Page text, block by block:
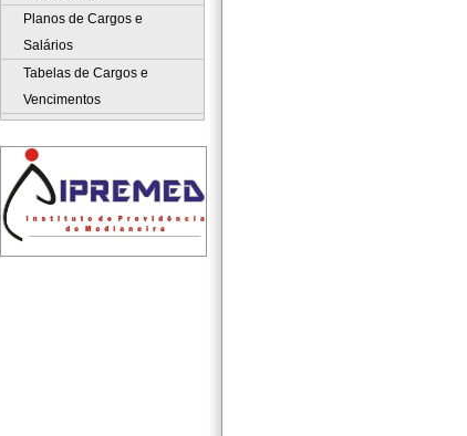
Planos de Cargos e
Salários
Tabelas de Cargos e
Vencimentos